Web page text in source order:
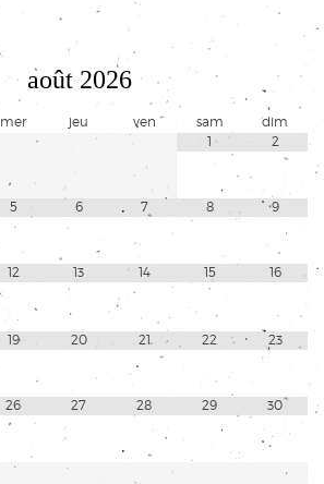
août 2026
mer jeu ven sam
dim
1
2
5 6 7 8 9
12 13 14 15 16
19 20 21 22 23
26 27 28 29 30